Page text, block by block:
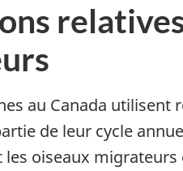
au Canada
de leur cycle
oiseaux